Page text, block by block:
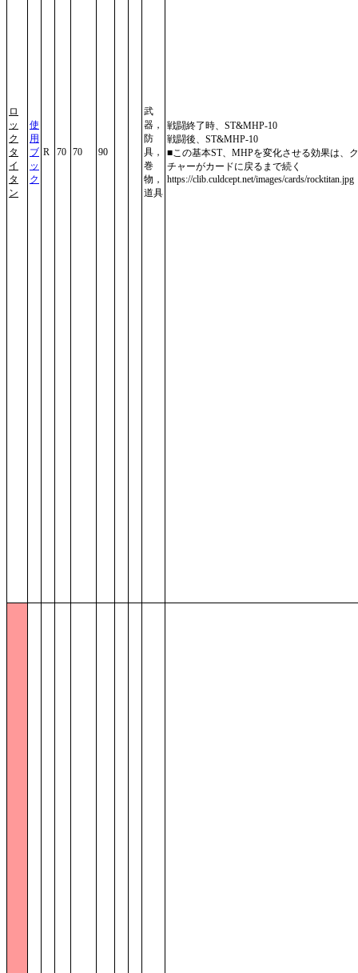
ロ
ッ
ク
タ
イ
タ
ン
使
用
ブ
ッ
ク
R 70 70 90
武
器，
防
具，
巻
物，
道具
戦闘終了時、ST&MHP-10
戦闘後、ST&MHP-10
■この基本ST、MHPを変化させる効果は、
チャーがカードに戻るまで続く
https://clib.culdcept.net/images/cards/rocktitan.jpg